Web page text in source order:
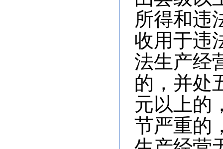
所得和违
收用于违
法生产经
的，并处
元以上的
节严重的